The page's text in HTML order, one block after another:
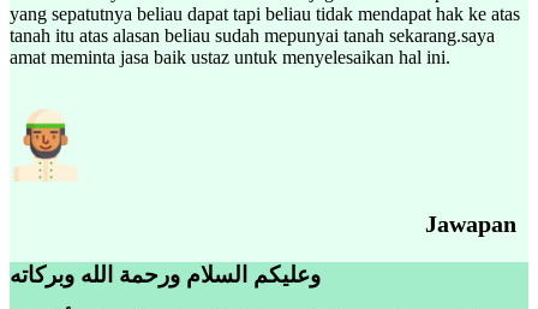
yang sepatutnya beliau dapat tapi beliau tidak mendapat hak ke atas
tanah itu atas alasan beliau sudah mepunyai tanah sekarang.saya
amat meminta jasa baik ustaz untuk menyelesaikan hal ini.
Jawapan
وعليكم السلام ورحمة الله وبركاته